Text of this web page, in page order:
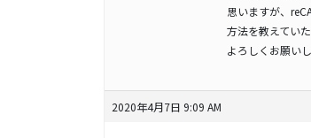
思いますが、
方法を教えてい
よろしくお願い
2020年4月7日 9:09 AM